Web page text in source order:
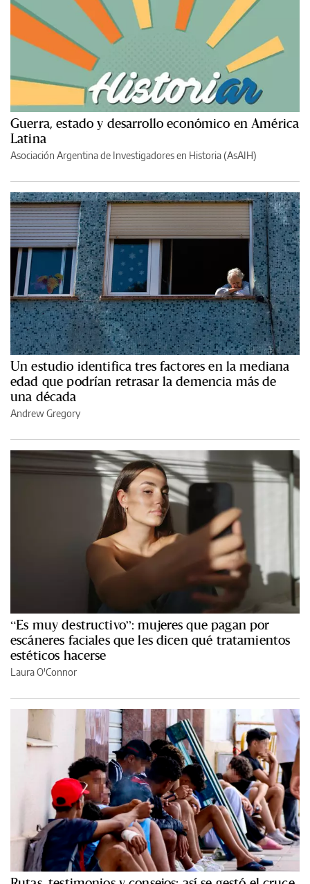
Guerra, estado y desarrollo económico en América
Latina
Asociación Argentina de Investigadores en Historia (AsAIH)
Un estudio identifica tres factores en la mediana
edad que podrían retrasar la demencia más de
una década
Andrew Gregory
“Es muy destructivo”: mujeres que pagan por
escáneres faciales que les dicen qué tratamientos
estéticos hacerse
Laura O'Connor